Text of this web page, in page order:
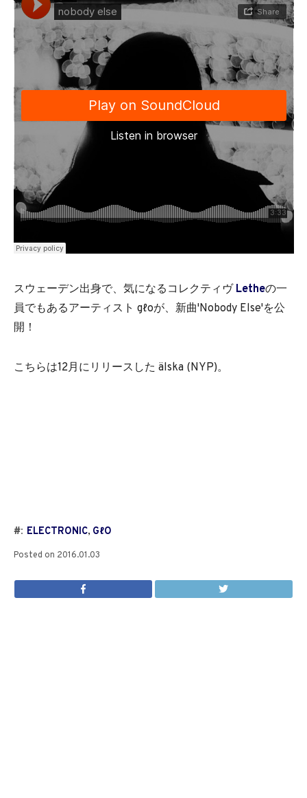
スウェーデン出身で、気になるコレクティヴ Letheの一
員でもあるアーティスト gℓoが、新曲'Nobody Else'を公
開！
こちらは12月にリリースした älska (NYP)。
#: ELECTRONIC, GℓO
Posted on 2016.01.03